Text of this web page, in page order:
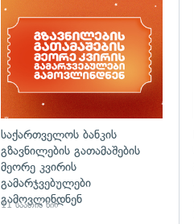
საქართველოს ბანკის
გზავნილების გათამაშების
მეორე კვირის
გამარჯვებულები
გამოვლინდნენ
11 საათის წინ